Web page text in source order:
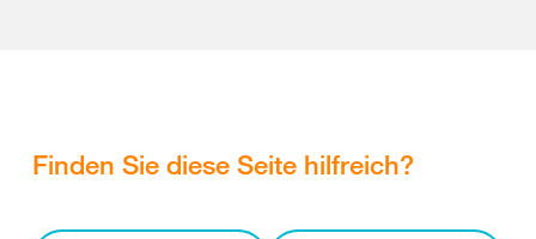
Finden Sie diese Seite hilfreich?